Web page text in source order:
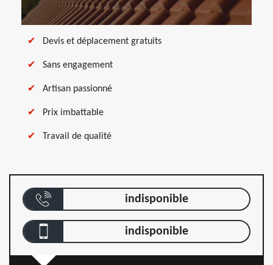
Devis et déplacement gratuits
Sans engagement
Artisan passionné
Prix imbattable
Travail de qualité
indisponible
indisponible